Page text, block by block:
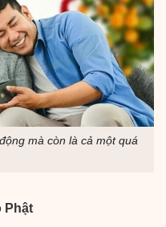
mà còn là cả một quá
Phật